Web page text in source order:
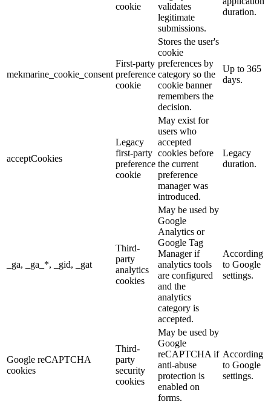
cookie
validates
legitimate
submissions.
duration.
mekmarine_cookie_consent
First-party
preference
cookie
Stores the user's
cookie
preferences by
category so the
cookie banner
remembers the
decision.
Up to 365
days.
acceptCookies
Legacy
first-party
preference
cookie
May exist for
users who
accepted
cookies before
the current
preference
manager was
introduced.
Legacy
duration.
_ga, _ga_*, _gid, _gat
Third-
party
analytics
cookies
May be used by
Google
Analytics or
Google Tag
Manager if
analytics tools
are configured
and the
analytics
category is
accepted.
According
to Google
settings.
Google reCAPTCHA
cookies
Third-
party
security
cookies
May be used by
Google
reCAPTCHA if
anti-abuse
protection is
enabled on
forms.
According
to Google
settings.